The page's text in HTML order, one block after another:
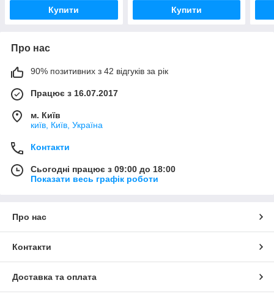
Купити Купити
Про нас
90% позитивних з 42 відгуків за рік
Працює з 16.07.2017
м. Київ
київ, Київ, Україна
Контакти
Сьогодні працює з 09:00 до 18:00
Показати весь графік роботи
Про нас
Контакти
Доставка та оплата